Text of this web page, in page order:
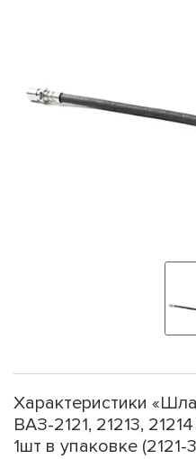
Характеристики
ВАЗ-2121, 21213,
1шт в упаковке (2121-